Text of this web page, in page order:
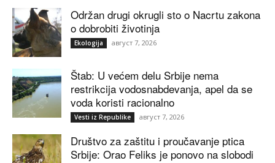
Održan drugi okrugli sto o Nacrtu zakona
o dobrobiti životinja
Ekologija август 7, 2026
Štab: U većem delu Srbije nema
restrikcija vodosnabdevanja, apel da se
voda koristi racionalno
Vesti iz Republike август 7, 2026
Društvo za zaštitu i proučavanje ptica
Srbije: Orao Feliks je ponovo na slobodi